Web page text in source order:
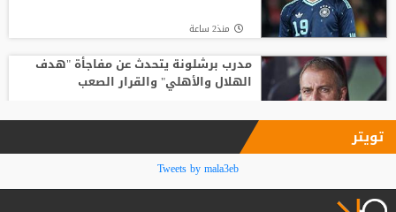
منذ2 ساعة
مدرب برشلونة يتحدث عن مفاجأة "هدف
الهلال والأهلي" والقرار الصعب
“مطلوب جدًا في الزمالك”.. شوبير يفجر
مفاجأة بشأن لاعب الأهلي
تويتر
Tweets by mala3eb